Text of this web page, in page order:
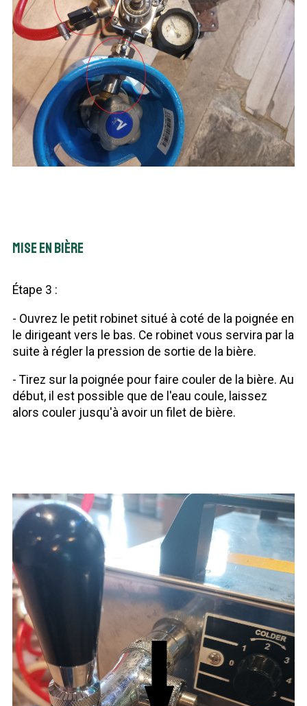
Mise en bière
Étape 3 :
- Ouvrez le petit robinet situé à coté de la poignée en
le dirigeant vers le bas. Ce robinet vous servira par la
suite à régler la pression de sortie de la bière.
- Tirez sur la poignée pour faire couler de la bière. Au
début, il est possible que de l'eau coule, laissez
alors couler jusqu'à avoir un filet de bière.